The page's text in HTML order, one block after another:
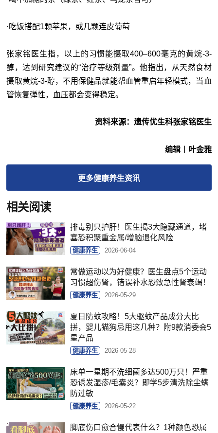
·吃饭搭配1颗苹果，或几颗连皮葡萄
张家铭医生指，以上的习惯能摄取400–600毫克的黄烷-3-
醇，达到研究建议的“治疗等级剂量”。他指出，从天然食材
摄取黄烷-3-醇，不用保健品就能帮血管重启年轻模式，当血
管恢复弹性，血压都会变得稳定。
资料来源：遗传优生科张家铭医生
编辑︱叶金雅
更多健康养生资讯
相关阅读
排毒别只护肝！医生揭3大隐藏通道，堵
塞恐积聚重金属/增脑退化风险
健康养生 2026-06-04
常做运动以为好健康？医生盘点5个运动
习惯超伤肾，错误补水恐致急性肾衰竭！
健康养生 2026-05-29
夏日防蚊攻略！5大驱蚊产品成分大比
拼，婴儿猫狗忌用这几种？附9款消委会5
星产品
健康养生 2026-05-28
床单一星期不洗细菌多达500万只！严重
恐诱发湿疹/毛囊炎？即学5步清洗除尘螨
防过敏
健康养生 2026-05-22
脚底伤口愈合慢代表什么？1种颜色恐属